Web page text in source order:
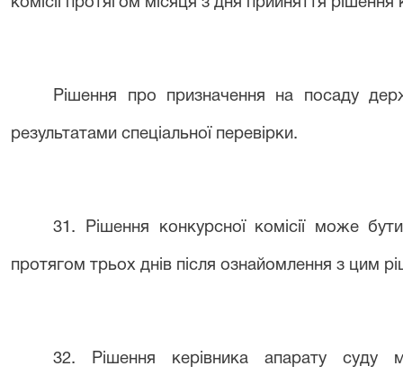
комісії протягом місяця з дня прийняття
Рішення про призначення на посаду
результатами спеціальної перевірки.
31 . Рішення конкурсної комісії може
протягом трьох днів після ознайомлення з цим
32. Рішення керівникаапарату суду